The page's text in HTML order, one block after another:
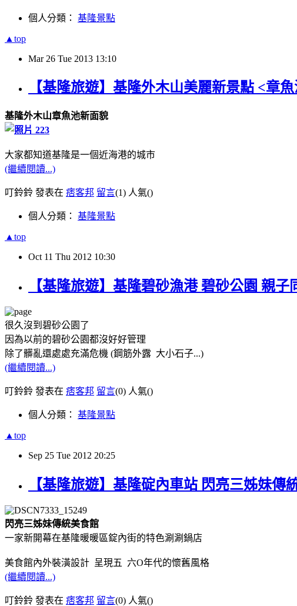
個人分類： 基隆景點
▲top
Mar 26 Tue 2013 13:10
【基隆旅遊】基隆外木山美麗新景點 <章
基隆外木山章魚池新面貌
大家都知道基隆是一個近海港的城市
(繼續閱讀...)
叮鈴鈴 發表在 痞客邦 留言(1) 人氣()
個人分類： 基隆景點
▲top
Oct 11 Thu 2012 10:30
【基隆旅遊】基隆碧砂漁港 碧砂公園 親子
很久沒到 碧砂公園 了
因為以前的碧砂公園都沒好好管理
除了髒亂還處處充滿危機 (鋼筋外露 大小石子...)
(繼續閱讀...)
叮鈴鈴 發表在 痞客邦 留言(0) 人氣()
個人分類： 基隆景點
▲top
Sep 25 Tue 2012 20:25
【基隆旅遊】基隆碇內車站 閃亮三姊妹傳
閃亮三姊妹傳統美食館
一家新開幕在基隆暖暖區錠內街的特色涮涮鍋店
美食館內外裝潢設計 呈現五 六O年代的懷舊風格
(繼續閱讀...)
叮鈴鈴 發表在 痞客邦 留言(0) 人氣()